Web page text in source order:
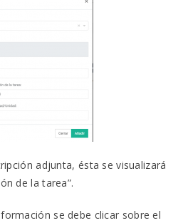
adjunta, ésta se visualizará
de la tarea”.
se debe clicar sobre el